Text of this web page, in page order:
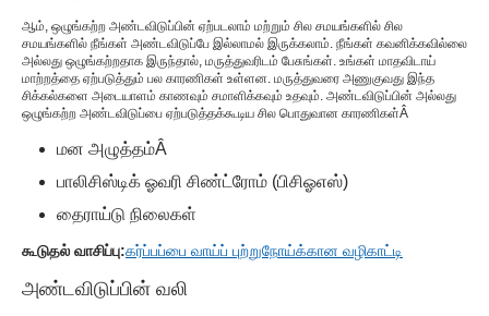
ஆம், ஒழுங்கற்ற அண்டவிடுப்பின் ஏற்படலாம் மற்றும் சில சமயங்களில் சில
சமயங்களில் நீங்கள் அண்டவிடுப்பே இல்லாமல் இருக்கலாம். நீங்கள் கவனிக்கவில்லை
அல்லது ஒழுங்கற்றதாக இருந்தால், மருத்துவரிடம் பேசுங்கள். உங்கள் மாதவிடாய்
மாற்றத்தை ஏற்படுத்தும் பல காரணிகள் உள்ளன. மருத்துவரை அணுகுவது இந்த
சிக்கல்களை அடையாளம் காணவும் சமாளிக்கவும் உதவும். அண்டவிடுப்பின் அல்லது
ஒழுங்கற்ற அண்டவிடுப்பை ஏற்படுத்தக்கூடிய சில பொதுவான காரணிகள்Â
மன அழுத்தம்Â
பாலிசிஸ்டிக் ஓவரி சிண்ட்ரோம் (பிசிஓஎஸ்)
தைராய்டு நிலைகள்
கூடுதல் வாசிப்பு:கர்ப்பப்பை வாய்ப் புற்றுநோய்க்கான வழிகாட்டி
அண்டவிடுப்பின் வலி